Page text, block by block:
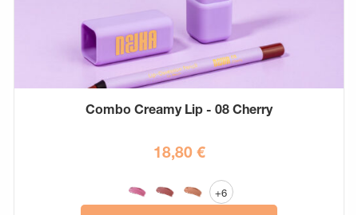
Combo Creamy Lip - 08 Cherry
18,80 €
+6